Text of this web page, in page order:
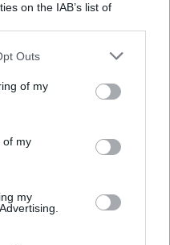
on the IAB’s list of
by us to third parties
uses one or more Google
information including but
You may click to
its third-party tags to
Outs
of my
of my
my